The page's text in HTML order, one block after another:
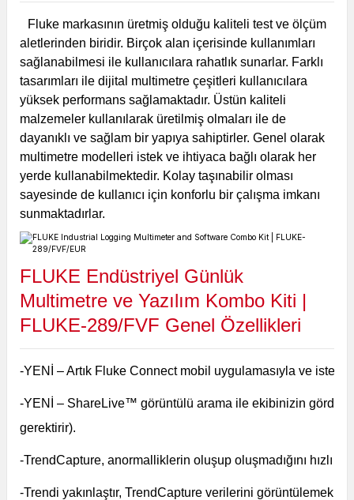
Fluke markasının üretmiş olduğu kaliteli test ve ölçüm
aletlerinden biridir. Birçok alan içerisinde kullanımları
sağlanabilmesi ile kullanıcılara rahatlık sunarlar. Farklı
tasarımları ile dijital multimetre çeşitleri kullanıcılara
yüksek performans sağlamaktadır. Üstün kaliteli
malzemeler kullanılarak üretilmiş olmaları ile de
dayanıklı ve sağlam bir yapıya sahiptirler. Genel olarak
multimetre modelleri istek ve ihtiyaca bağlı olarak her
yerde kullanabilmektedir. Kolay taşınabilir olması
sayesinde de kullanıcı için konforlu bir çalışma imkanı
sunmaktadırlar.
FLUKE Endüstriyel Günlük
Multimetre ve Yazılım Kombo Kiti |
FLUKE-289/FVF Genel Özellikleri
-YENİ – Artık Fluke Connect mobil uygulamasıyla ve isteğe
-YENİ – ShareLive™ görüntülü arama ile ekibinizin
gerektirir).
-TrendCapture, anormalliklerin oluşup oluşmadığını hızlı
-Trendi yakınlaştır, TrendCapture verilerini görüntülemek